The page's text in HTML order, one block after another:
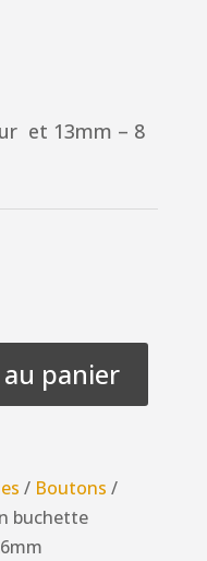
et 13mm – 8
panier
/ Boutons /
buchette